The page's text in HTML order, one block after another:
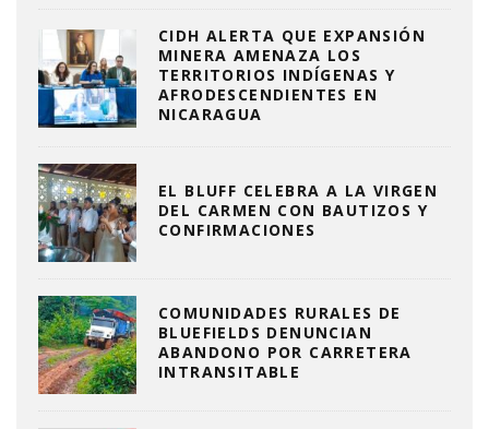
CIDH ALERTA QUE EXPANSIÓN
MINERA AMENAZA LOS
TERRITORIOS INDÍGENAS Y
AFRODESCENDIENTES EN
NICARAGUA
EL BLUFF CELEBRA A LA VIRGEN
DEL CARMEN CON BAUTIZOS Y
CONFIRMACIONES
COMUNIDADES RURALES DE
BLUEFIELDS DENUNCIAN
ABANDONO POR CARRETERA
INTRANSITABLE